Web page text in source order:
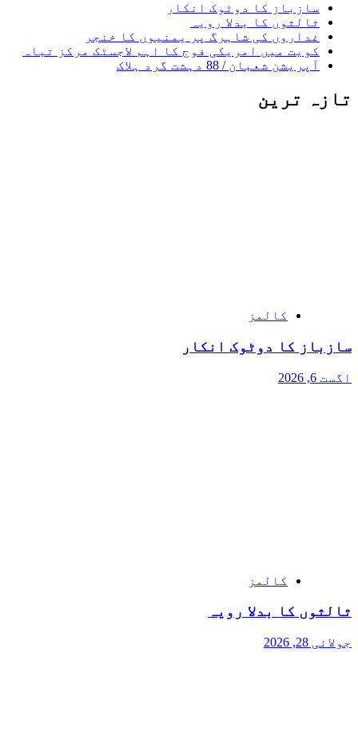
سازباز کا دوٹوک انکار
ثالثوں کا بدلا رویہ
غداروں کی شاہرگ پر یمنیوں کا خنجر
کویت میں امریکی فوج کا اہم لاجسٹک مرکز تباہ
آپریشن شعبان / 88 دہشت گرد ہلاک
تازہ ترین
کالمز
سازباز کا دوٹوک انکار
اگست 6, 2026
کالمز
ثالثوں کا بدلا رویہ
جولائی 28, 2026